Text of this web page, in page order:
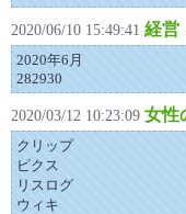
2020/06/10 15:49:41 経営
2020年6月
282930
2020/03/12 10:23:09 女性
クリップ
ピクス
リスログ
ウィキ